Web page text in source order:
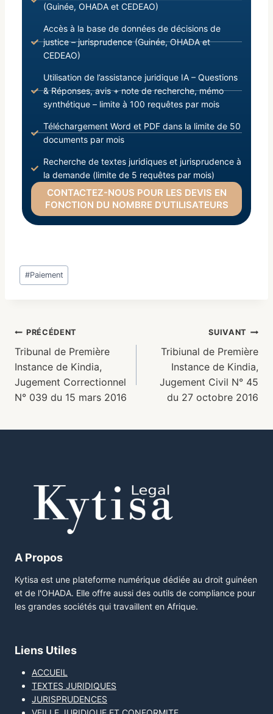
(Guinée, OHADA et CEDEAO)
Accès à la base de données de décisions de
justice – jurisprudence (Guinée, OHADA et
CEDEAO)
Utilisation de l’assistance juridique IA – Questions
& Réponses, avis + note de recherche, mémo
synthétique – limite à 100 requêtes par mois
Téléchargement Word et PDF dans la limite de 50
documents par mois
Recherche de textes juridiques et jurisprudence à
la demande (limite de 5 requêtes par mois)
CONTACTEZ-NOUS POUR LES DEVIS EN
FONCTION DU NOMBRE D’UTILISATEURS
#Paiement
PRÉCÉDENT
Tribunal de Première
Instance de Kindia,
Jugement Correctionnel
N° 039 du 15 mars 2016
SUIVANT
Tribiunal de Première
Instance de Kindia,
Jugement Civil N° 45
du 27 octobre 2016
A Propos
Kytisa est une plateforme numérique dédiée au droit guinéen
et de l'OHADA. Elle offre aussi des outils de compliance pour
les grandes sociétés qui travaillent en Afrique.
Liens Utiles
ACCUEIL
TEXTES JURIDIQUES
JURISPRUDENCES